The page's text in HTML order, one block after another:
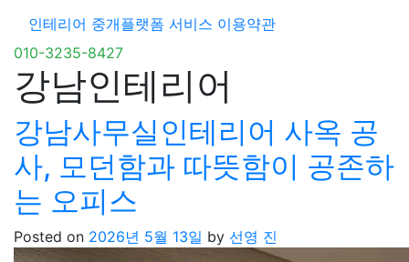
인테리어 중개플랫폼 서비스 이용약관
010-3235-8427
강남인테리어
강남사무실인테리어 사옥 공
사, 모던함과 따뜻함이 공존하
는 오피스
Posted on 2026년 5월 13일 by 선영 진